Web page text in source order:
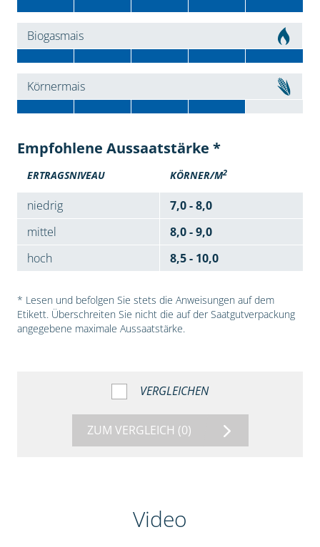
Biogasmais
Körnermais
Empfohlene Aussaatstärke *
ERTRAGSNIVEAU KÖRNER/M2
niedrig
7,0 - 8,0
mittel
8,0 - 9,0
hoch
8,5 - 10,0
* Lesen und befolgen Sie stets die Anweisungen auf dem
Etikett. Überschreiten Sie nicht die auf der Saatgutverpackung
angegebene maximale Aussaatstärke.
VERGLEICHEN
ZUM VERGLEICH (0)
Video